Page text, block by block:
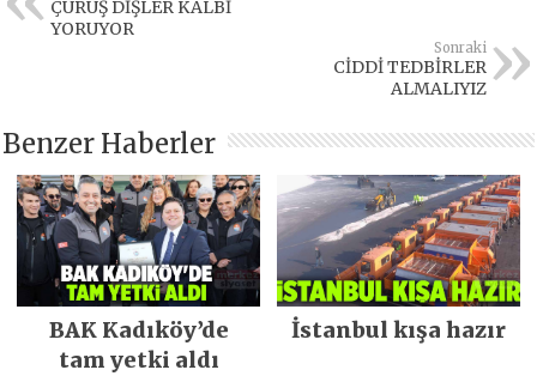
ÇÜRÜŞ DİŞLER KALBİ
YORUYOR
Sonraki
CİDDİ TEDBİRLER
ALMALIYIZ
Benzer Haberler
BAK Kadıköy’de
tam yetki aldı
İstanbul kışa hazır